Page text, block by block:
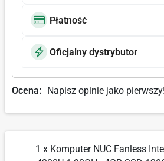
Płatność
Oficjalny dystrybutor
Ocena: Napisz opinie jako pierwszy!
1 x Komputer NUC Fanless